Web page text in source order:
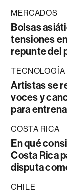
MERCADOS
Bolsas
tensiones
repunte del
TECNOLOGÍA
Artistas se
voces y
para
COSTA RICA
En qué
Costa Rica
disputa
CHILE